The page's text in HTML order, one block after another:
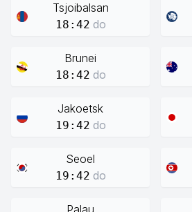
Tsjoibalsan
18:42 do
Brunei
18:42 do
Jakoetsk
19:42 do
Seoel
19:42 do
Palau